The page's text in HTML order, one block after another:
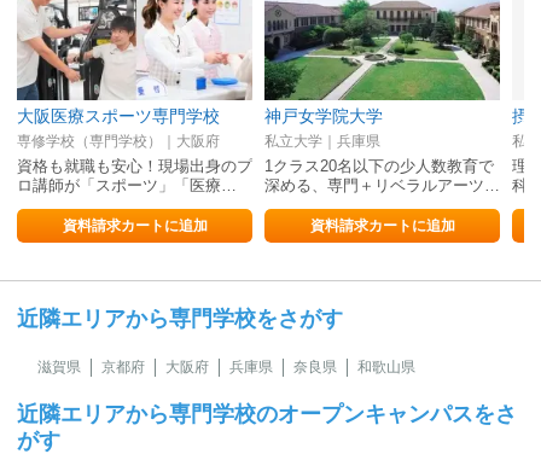
大阪医療スポーツ専門学校
専修学校（専門学校）｜大阪府
資格も就職も安心！現場出身のプ
ロ講師が「スポーツ」「医療…
資料請求カートに追加
神戸女学院大学
私立大学｜兵庫県
1クラス20名以下の少人数教育で
深める、専門＋リベラルアーツ…
資料請求カートに追加
摂
私
理
科
近隣エリアから専門学校をさがす
滋賀県 京都府 大阪府 兵庫県 奈良県 和歌山県
近隣エリアから専門学校のオープンキャンパスをさ
がす